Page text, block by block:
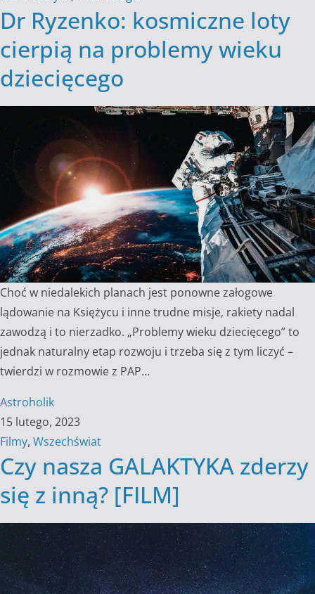
Dr Ryzenko: kosmiczne loty
cierpią na problemy wieku
dziecięcego
Choć w niedalekich planach jest ponowne załogowe
lądowanie na Księżycu i inne trudne misje, rakiety nadal
zawodzą i to nierzadko. „Problemy wieku dziecięcego” to
jednak naturalny etap rozwoju i trzeba się z tym liczyć –
twierdzi w rozmowie z PAP…
Astroholik
15 lutego, 2023
Filmy, Wszechświat
Czy nasza GALAKTYKA zderzy
się z inną? [FILM]